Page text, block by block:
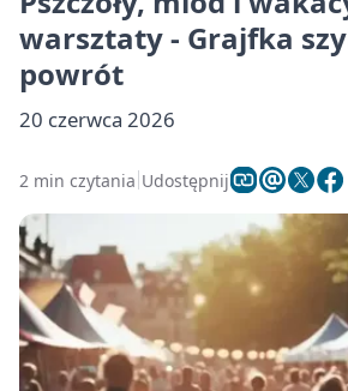
warsztaty - Grajfka
powrót
20 czerwca 2026
2 min czytania Udostępnij